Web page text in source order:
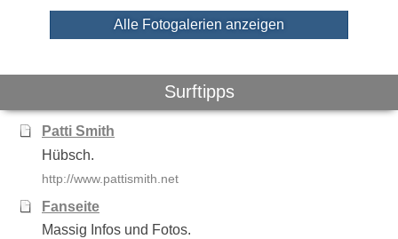
Alle Fotogalerien anzeigen
Surftipps
Patti Smith
Hübsch.
http://www.pattismith.net
Fanseite
Massig Infos und Fotos.